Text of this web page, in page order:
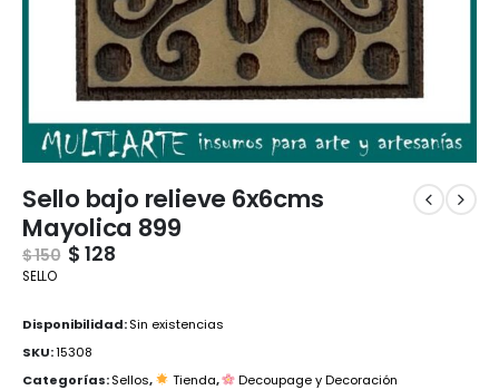
Sello bajo relieve 6x6cms
Mayolica 899
$150 $ 128
SELLO
Disponibilidad:Sin existencias
SKU:15308
Categorías:Sellos, Tienda, Decoupage y Decoración